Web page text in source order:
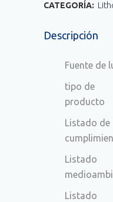
CATEGORÍA:
Descripción
Fuente de
tipo de
producto
Listado de
Listado
Listado